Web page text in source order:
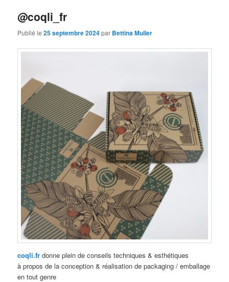
@coqli_fr
Publié le25 septembre 2024par Bettina Muller
coqli.fr donne plein de conseils techniques & esthétiques
à propos de la conception & réalisation de packaging / emballage
en tout genre